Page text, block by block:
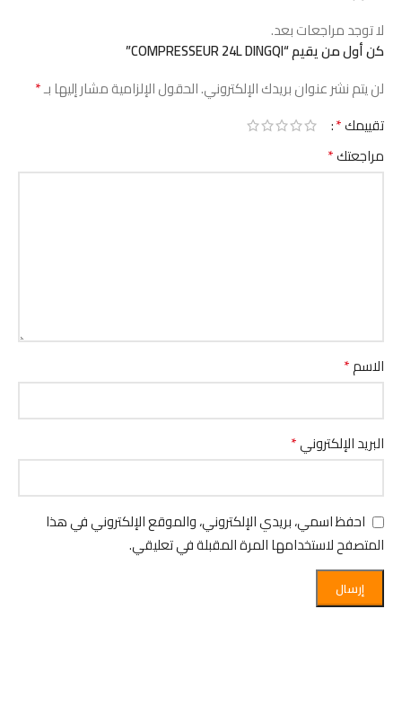
لا توجد مراجعات بعد.
كن أول من يقيم “COMPRESSEUR 24L DINGQI”
لن يتم نشر عنوان بريدك الإلكتروني.الحقول الإلزامية مشار إليها بـ*
تقييمك*
مراجعتك*
الاسم*
البريد الإلكتروني*
احفظ اسمي، بريدي الإلكتروني، والموقع الإلكتروني في هذا
المتصفح لاستخدامها المرة المقبلة في تعليقي.